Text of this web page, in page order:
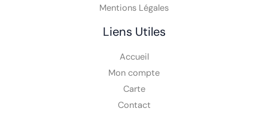
Mentions Légales
Liens Utiles
Accueil
Mon compte
Carte
Contact